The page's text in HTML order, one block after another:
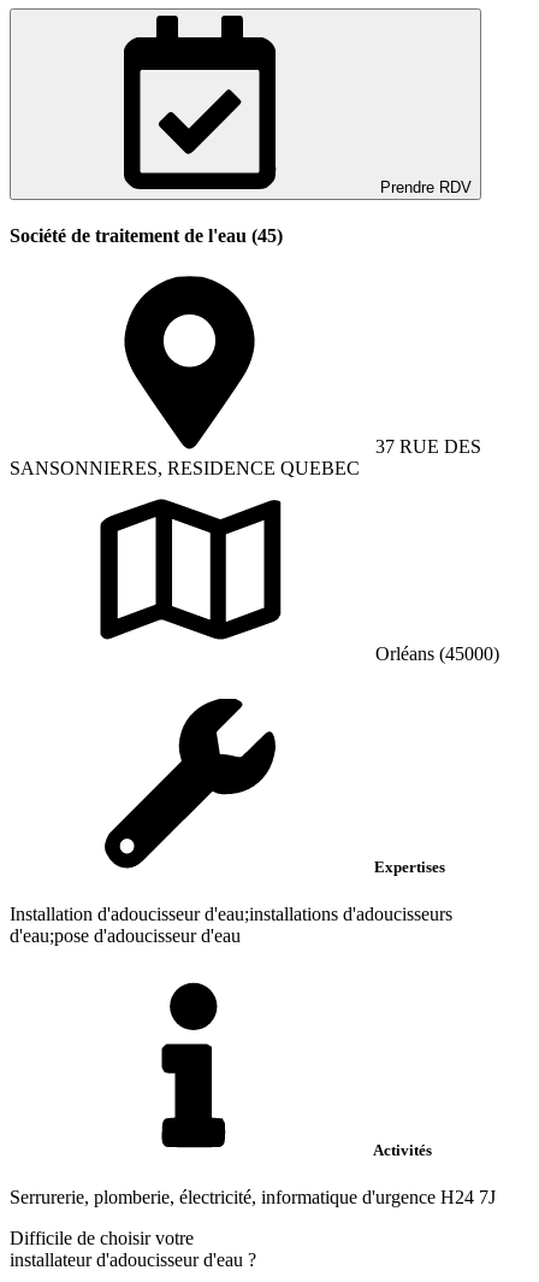
Prendre RDV
Société de traitement de l'eau (45)
37 RUE DES
SANSONNIERES, RESIDENCE QUEBEC
Orléans (45000)
Expertises
Installation d'adoucisseur d'eau;installations d'adoucisseurs
d'eau;pose d'adoucisseur d'eau
Activités
Serrurerie, plomberie, électricité, informatique d'urgence H24 7J
Difficile de choisir votre
installateur d'adoucisseur d'eau ?